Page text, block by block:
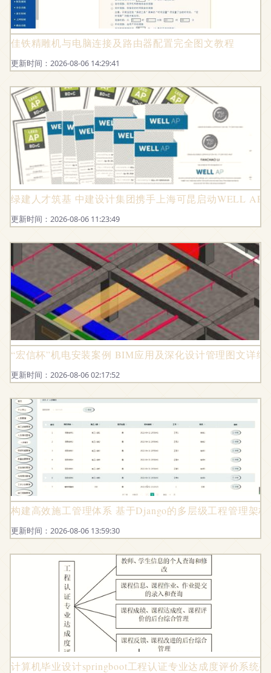
佳铁精雕机与电脑连接及路由器配置完全图文教程
更新时间：2026-08-06 14:29:41
绿建人才筑基 中建设计集团携手上海可昆启动WELL AP
更新时间：2026-08-06 11:23:49
“宏信杯”机电安装案例 BIM应用及深化设计管理图文详细
更新时间：2026-08-06 02:17:52
构建高效施工管理体系 基于Django的多层级工程管理架
更新时间：2026-08-06 13:59:30
计算机毕业设计springboot工程认证专业达成度评价系统